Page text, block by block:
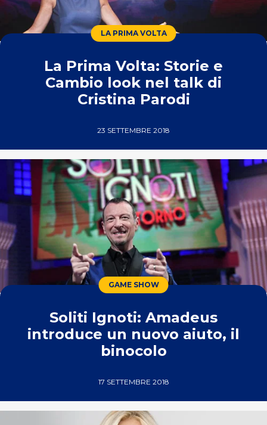
LA PRIMA VOLTA
La Prima Volta: Storie e
Cambio look nel talk di
Cristina Parodi
23 SETTEMBRE 2018
GAME SHOW
Soliti Ignoti: Amadeus
introduce un nuovo aiuto, il
binocolo
17 SETTEMBRE 2018